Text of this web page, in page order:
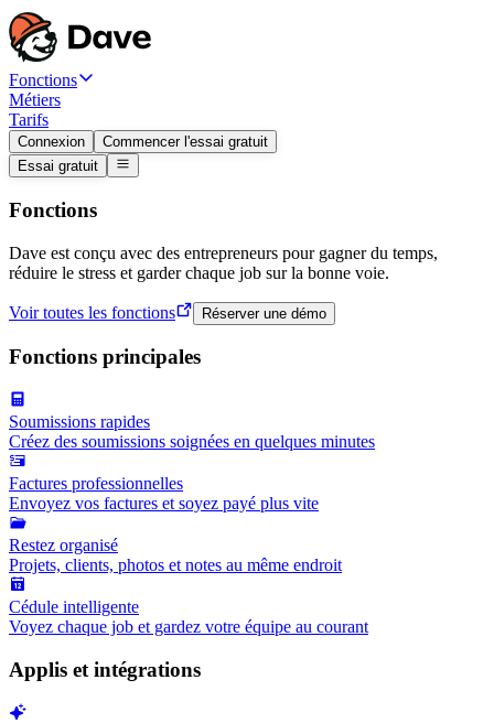
Fonctions
Métiers
Tarifs
Connexion
Commencer l'essai gratuit
Essai gratuit
Fonctions
Dave est conçu avec des entrepreneurs pour gagner du temps,
réduire le stress et garder chaque job sur la bonne voie.
Voir toutes les fonctions Réserver une démo
Fonctions principales
Soumissions rapides
Créez des soumissions soignées en quelques minutes
Factures professionnelles
Envoyez vos factures et soyez payé plus vite
Restez organisé
Projets, clients, photos et notes au même endroit
Cédule intelligente
Voyez chaque job et gardez votre équipe au courant
Applis et intégrations